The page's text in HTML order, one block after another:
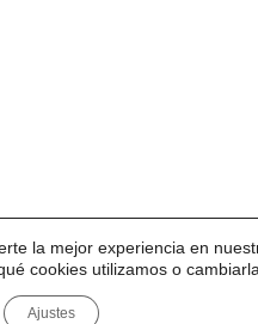
la mejor experiencia en
cookies utilizamos o
Ajustes